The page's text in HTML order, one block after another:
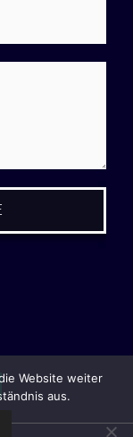
Website weiter
aus.